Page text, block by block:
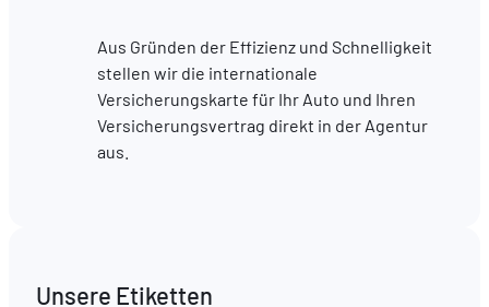
Aus Gründen der Effizienz und Schnelligkeit
stellen wir die internationale
Versicherungskarte für Ihr Auto und Ihren
Versicherungsvertrag direkt in der Agentur
aus.
Unsere Etiketten